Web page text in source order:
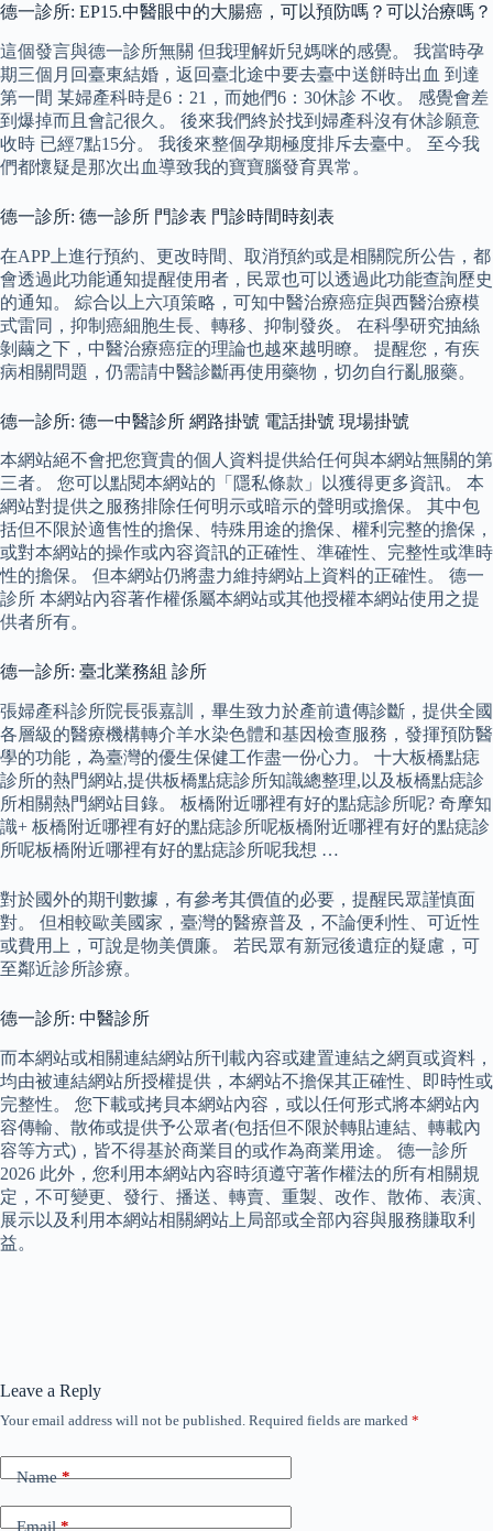
德一診所: EP15.中醫眼中的大腸癌，可以預防嗎？可以治療嗎？
這個發言與德一診所無關 但我理解妡兒媽咪的感覺。 我當時孕
期三個月回臺東結婚，返回臺北途中要去臺中送餅時出血 到達
第一間 某婦產科時是6：21，而她們6：30休診 不收。 感覺會差
到爆掉而且會記很久。 後來我們終於找到婦產科沒有休診願意
收時 已經7點15分。 我後來整個孕期極度排斥去臺中。 至今我
們都懷疑是那次出血導致我的寶寶腦發育異常。
德一診所: 德一診所 門診表 門診時間時刻表
在APP上進行預約、更改時間、取消預約或是相關院所公告，都
會透過此功能通知提醒使用者，民眾也可以透過此功能查詢歷史
的通知。 綜合以上六項策略，可知中醫治療癌症與西醫治療模
式雷同，抑制癌細胞生長、轉移、抑制發炎。 在科學研究抽絲
剝繭之下，中醫治療癌症的理論也越來越明瞭。 提醒您，有疾
病相關問題，仍需請中醫診斷再使用藥物，切勿自行亂服藥。
德一診所: 德一中醫診所 網路掛號 電話掛號 現場掛號
本網站絕不會把您寶貴的個人資料提供給任何與本網站無關的第
三者。 您可以點閱本網站的「隱私條款」以獲得更多資訊。 本
網站對提供之服務排除任何明示或暗示的聲明或擔保。 其中包
括但不限於適售性的擔保、特殊用途的擔保、權利完整的擔保，
或對本網站的操作或內容資訊的正確性、準確性、完整性或準時
性的擔保。 但本網站仍將盡力維持網站上資料的正確性。 德一
診所 本網站內容著作權係屬本網站或其他授權本網站使用之提
供者所有。
德一診所: 臺北業務組 診所
張婦產科診所院長張嘉訓，畢生致力於產前遺傳診斷，提供全國
各層級的醫療機構轉介羊水染色體和基因檢查服務，發揮預防醫
學的功能，為臺灣的優生保健工作盡一份心力。 十大板橋點痣
診所的熱門網站,提供板橋點痣診所知識總整理,以及板橋點痣診
所相關熱門網站目錄。 板橋附近哪裡有好的點痣診所呢? 奇摩知
識+ 板橋附近哪裡有好的點痣診所呢板橋附近哪裡有好的點痣診
所呢板橋附近哪裡有好的點痣診所呢我想 …
對於國外的期刊數據，有參考其價值的必要，提醒民眾謹慎面
對。 但相較歐美國家，臺灣的醫療普及，不論便利性、可近性
或費用上，可說是物美價廉。 若民眾有新冠後遺症的疑慮，可
至鄰近診所診療。
德一診所: 中醫診所
而本網站或相關連結網站所刊載內容或建置連結之網頁或資料，
均由被連結網站所授權提供，本網站不擔保其正確性、即時性或
完整性。 您下載或拷貝本網站內容，或以任何形式將本網站內
容傳輸、散佈或提供予公眾者(包括但不限於轉貼連結、轉載內
容等方式)，皆不得基於商業目的或作為商業用途。 德一診所
2026 此外，您利用本網站內容時須遵守著作權法的所有相關規
定，不可變更、發行、播送、轉賣、重製、改作、散佈、表演、
展示以及利用本網站相關網站上局部或全部內容與服務賺取利
益。
Leave a Reply
Your email address will not be published. Required fields are marked *
Name*
Email*